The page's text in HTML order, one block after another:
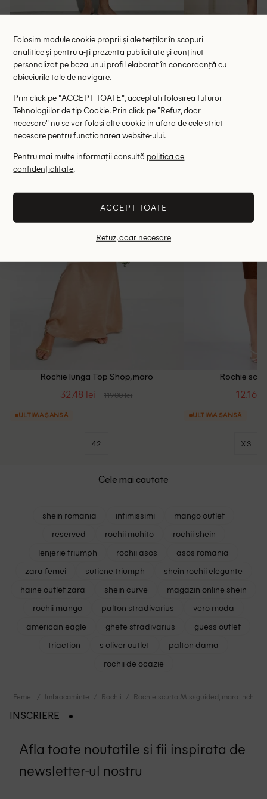
Rochie scurta KSTM, maro
72.50 lei
RRP: 145.00 lei
L
Altii au fost interesati de
- 73%
Rochie lunga Top Shop, maro
32.48 lei 119.00 lei
ULTIMA ȘANSĂ
42
Rochie
12.16
ULTIMA ȘANSĂ
XS
Cele mai cautate
shein romania intimissimi
mango outlet
reserved
rochii mohito
rochii shein
lenjerie triumph
rochii asos
asos romania
zara femei
sutiene triumph
shein rochii elegante
haine outlet zara
shein curve
magazin online shein
rochii mango
palton stradivarius
vero moda
american eagle
ghete stradivarius
guess outlet
triaction
s oliver outlet
palton dama
rochii de ocazie
Femei Imbracaminte Rochii Rochie scurta Missguided, maro inchis
INSCRIERE
Afla toate noutatile si fii inspirata de
newsletter-ul nostru
Folosim module cookie proprii și ale terților în scopuri
analitice și pentru a-ți prezenta publicitate și conținut
personalizat pe baza unui profil elaborat în concordanță cu
obiceiurile tale de navigare.
Prin click pe "ACCEPT TOATE", acceptati folosirea tuturor
Tehnologiilor de tip Cookie. Prin click pe "Refuz, doar
necesare" nu se vor folosi alte cookie in afara de cele strict
necesare pentru functionarea website-ului.
Pentru mai multe informații consultă politica de
confidențialitate.
ACCEPT TOATE
Refuz, doar necesare